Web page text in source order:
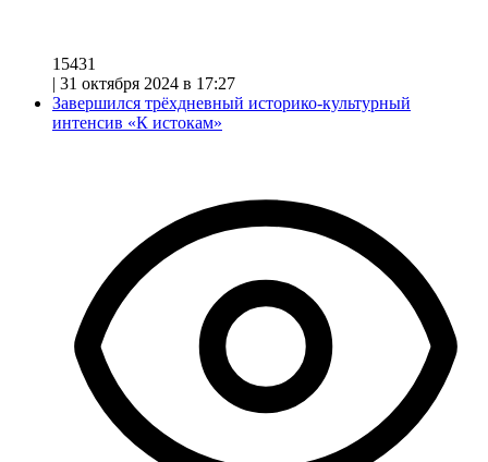
15431
| 31 октября 2024 в 17:27
Завершился трёхдневный историко-культурный
интенсив «К истокам»